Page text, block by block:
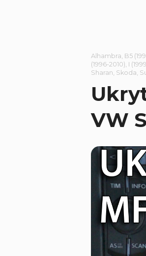
Alhambra B5
(1996-2010) I
Sharan Skoda
VW